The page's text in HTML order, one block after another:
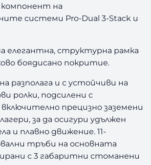
на
системи Pro-Dual 3-Stack и
елегантна, структурна рамка
боядисано покритие.
разполага и с устойчиви на
ролки, подсилени с
прецизно заземени
за да осигури удължен
и плавно движение. 11-
тръби на основната
с 3 габаритни стоманени